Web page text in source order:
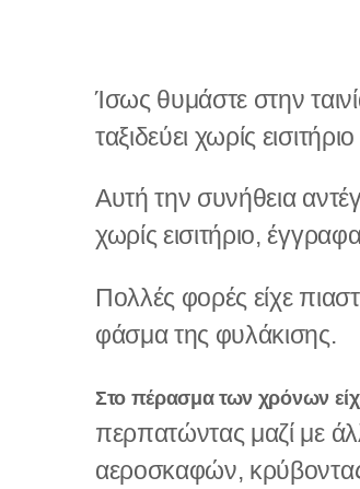
Ίσως θυμάστε στην
ταξιδεύει χωρίς
Αυτή την συνήθεια
χωρίς εισιτήριο,
Πολλές φορές είχε
φάσμα της φυλάκισης.
Στο πέρασμα των χρόνων
περπατώντας μαζί με
αεροσκαφών,